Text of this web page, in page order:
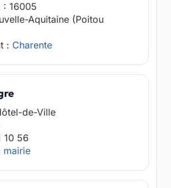
: 16005
Aquitaine (Poitou
: Charente
de-Ville
10 56
mairie